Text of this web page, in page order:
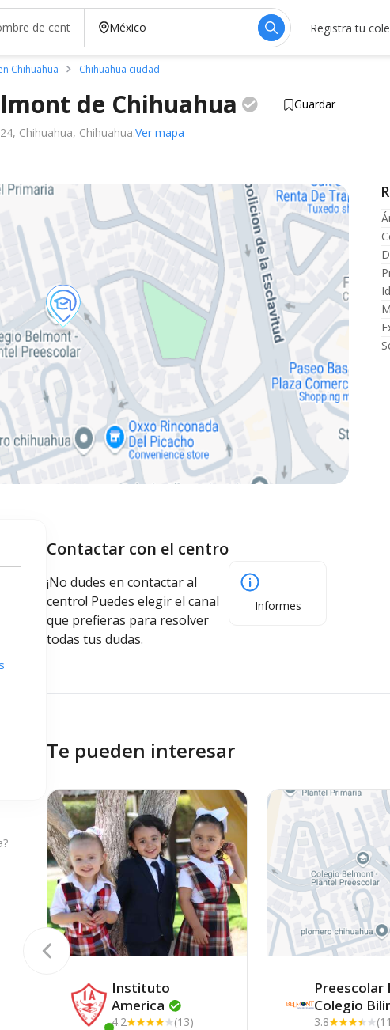
Registra tu
Chihuahua Chihuahua ciudad
de Chihuahua Guardar
Chihuahua, Chihuahua.Ver mapa
Contactar con el centro
¡No dudes en contactar al
centro! Puedes elegir el canal
que prefieras para resolver
todas tus dudas.
Informes
Te pueden interesar
Instituto
America
4.2
(13)
Preescolar
Colegio
3.8